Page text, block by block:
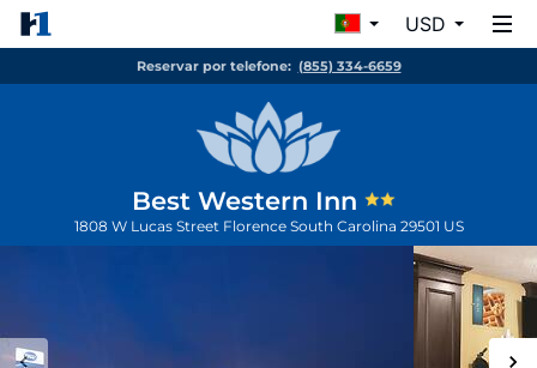
USD
Reservar por telefone: (855) 334-6659
Best Western Inn
1808 W Lucas Street Florence South Carolina 29501 US